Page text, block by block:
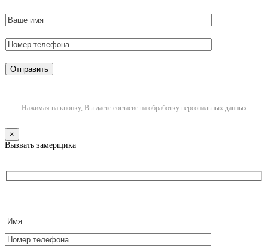
Нажимая на кнопку, Вы даете согласие на обработку персональных данных
×
Вызвать замерщика